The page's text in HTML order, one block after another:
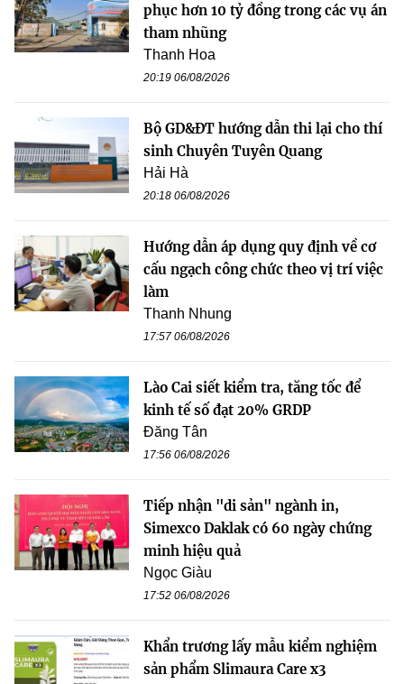
phục hơn 10 tỷ đồng trong các vụ án
tham nhũng
Thanh Hoa
20:19 06/08/2026
Bộ GD&ĐT hướng dẫn thi lại cho thí
sinh Chuyên Tuyên Quang
Hải Hà
20:18 06/08/2026
Hướng dẫn áp dụng quy định về cơ
cấu ngạch công chức theo vị trí việc
làm
Thanh Nhung
17:57 06/08/2026
Lào Cai siết kiểm tra, tăng tốc để
kinh tế số đạt 20% GRDP
Đăng Tân
17:56 06/08/2026
Tiếp nhận "di sản" ngành in,
Simexco Daklak có 60 ngày chứng
minh hiệu quả
Ngọc Giàu
17:52 06/08/2026
Khẩn trương lấy mẫu kiểm nghiệm
sản phẩm Slimaura Care x3